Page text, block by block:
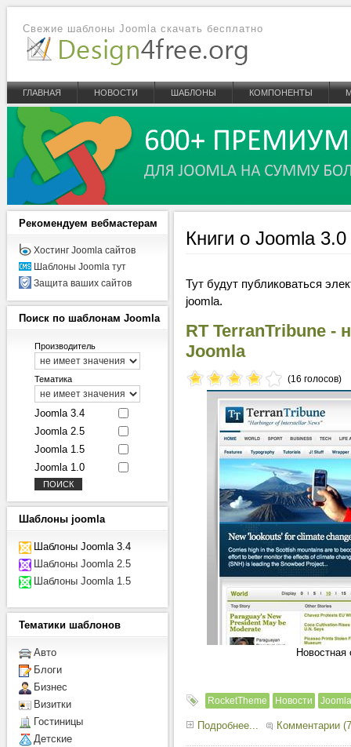
Свежие шаблоны Joomla скачать бесплатно
ГЛАВНАЯ НОВОСТИ ШАБЛОНЫ КОМПОНЕНТЫ
Книги о Joomla
Тут будут публиковаться
joomla.
RT TerranTribune -
Joomla
(16 голосов)
Новостная
RocketTheme Новости
Подробнее... Комментарии
Рекомендуем вебмастерам
Хостинг Joomla сайтов
Шаблоны Joomla тут
Защита ваших сайтов
Поиск по шаблонам Joomla
Производитель
Тематика
Joomla 3.4
Joomla 2.5
Joomla 1.5
Joomla 1.0
Шаблоны joomla
Шаблоны Joomla 3.4
Шаблоны Joomla 2.5
Шаблоны Joomla 1.5
Тематики шаблонов
Авто
Блоги
Бизнес
Визитки
Гостиницы
Детcкие